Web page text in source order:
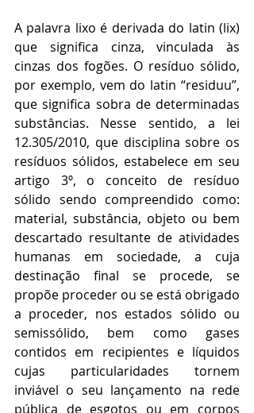
A palavra lixo é derivada do latin (lix)
que significa cinza, vinculada às
cinzas dos fogões. O resíduo sólido,
por exemplo, vem do latin “residuu”,
que significa sobra de determinadas
substâncias. Nesse sentido, a lei
12.305/2010, que disciplina sobre os
resíduos sólidos, estabelece em seu
artigo 3º, o conceito de resíduo
sólido sendo compreendido como:
material, substância, objeto ou bem
descartado resultante de atividades
humanas em sociedade, a cuja
destinação final se procede, se
propõe proceder ou se está obrigado
a proceder, nos estados sólido ou
semissólido, bem como gases
contidos em recipientes e líquidos
cujas particularidades tornem
inviável o seu lançamento na rede
pública de esgotos ou em corpos